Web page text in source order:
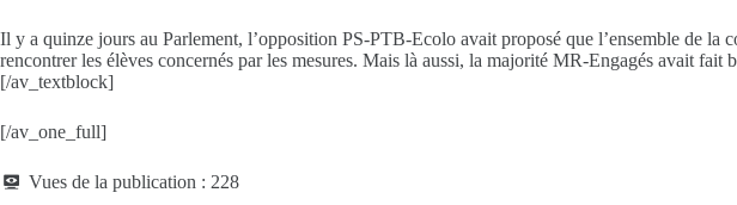
Il y a quinze jours au Parlement, l’opposition PS-PTB-Ecolo avait proposé que l’ensemble de la
rencontrer les élèves concernés par les mesures. Mais là aussi, la majorité MR-Engagés avait
[/av_textblock]
[/av_one_full]
Vues de la publication : 228